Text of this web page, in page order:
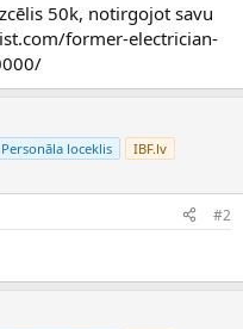
50k, notirgojot savu
former-electrician-
Personāla loceklis IBF.lv
#2